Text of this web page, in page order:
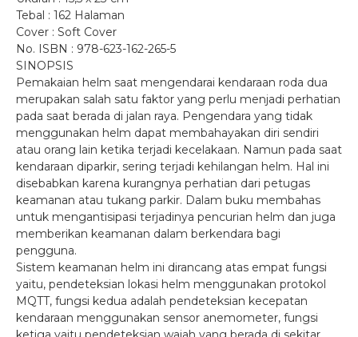
Tebal : 162 Halaman
Cover : Soft Cover
No. ISBN : 978-623-162-265-5
SINOPSIS
Pemakaian helm saat mengendarai kendaraan roda dua
merupakan salah satu faktor yang perlu menjadi perhatian
pada saat berada di jalan raya. Pengendara yang tidak
menggunakan helm dapat membahayakan diri sendiri
atau orang lain ketika terjadi kecelakaan. Namun pada saat
kendaraan diparkir, sering terjadi kehilangan helm. Hal ini
disebabkan karena kurangnya perhatian dari petugas
keamanan atau tukang parkir. Dalam buku membahas
untuk mengantisipasi terjadinya pencurian helm dan juga
memberikan keamanan dalam berkendara bagi
pengguna.
Sistem keamanan helm ini dirancang atas empat fungsi
yaitu, pendeteksian lokasi helm menggunakan protokol
MQTT, fungsi kedua adalah pendeteksian kecepatan
kendaraan menggunakan sensor anemometer, fungsi